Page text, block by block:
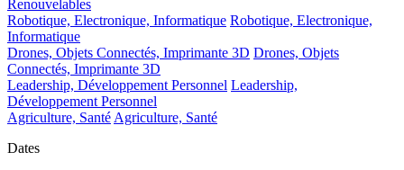
Renouvelables
Robotique, Electronique, Informatique Robotique, Electronique,
Informatique
Drones, Objets Connectés, Imprimante 3D Drones, Objets
Connectés, Imprimante 3D
Leadership, Développement Personnel Leadership,
Développement Personnel
Agriculture, SantéAgriculture, Santé
Dates